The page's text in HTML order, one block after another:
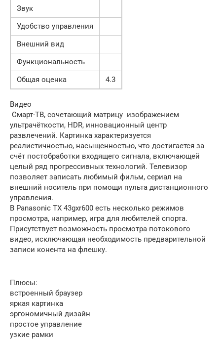
Звук
Удобство управления
Внешний вид
Функциональность
Общая оценка
4.3
Видео
Смарт-ТВ, сочетающий матрицу изображением
ультрачёткости, HDR, инновационный центр
развлечений. Картинка характеризуется
реалистичностью, насыщенностью, что достигается за
счёт постобработки входящего сигнала, включающей
целый ряд прогрессивных технологий. Телевизор
позволяет записать любимый фильм, сериал на
внешний носитель при помощи пульта дистанционного
управления.
В Panasonic TX 43gxr600 есть несколько режимов
просмотра, например, игра для любителей спорта.
Присутствует возможность просмотра потокового
видео, исключающая необходимость предварительной
записи конента на флешку.
Плюсы:
встроенный браузер
яркая картинка
эргономичный дизайн
простое управление
узкие рамки